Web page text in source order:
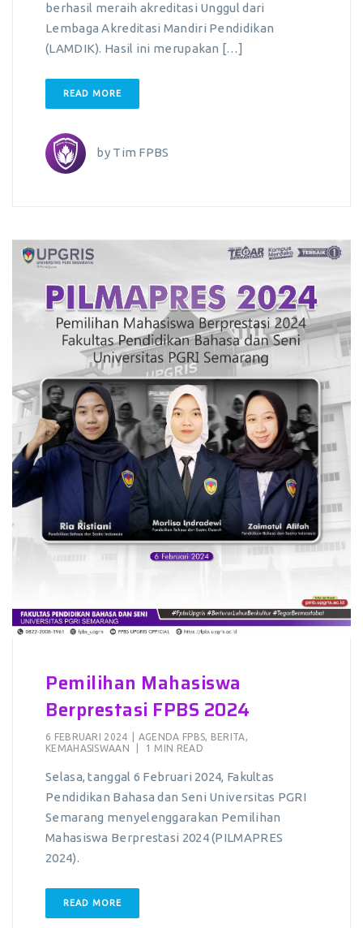
berhasil meraih akreditasi Unggul dari
Lembaga Akreditasi Mandiri Pendidikan
(LAMDIK). Hasil ini merupakan […]
READ MORE
by Tim FPBS
Pemilihan Mahasiswa
Berprestasi FPBS 2024
6 FEBRUARI 2024 AGENDA FPBS BERITA
KEMAHASISWAAN
1 MIN READ
Selasa, tanggal 6 Februari 2024, Fakultas
Pendidikan Bahasa dan Seni Universitas PGRI
Semarang menyelenggarakan Pemilihan
Mahasiswa Berprestasi 2024 (PILMAPRES
2024).
READ MORE